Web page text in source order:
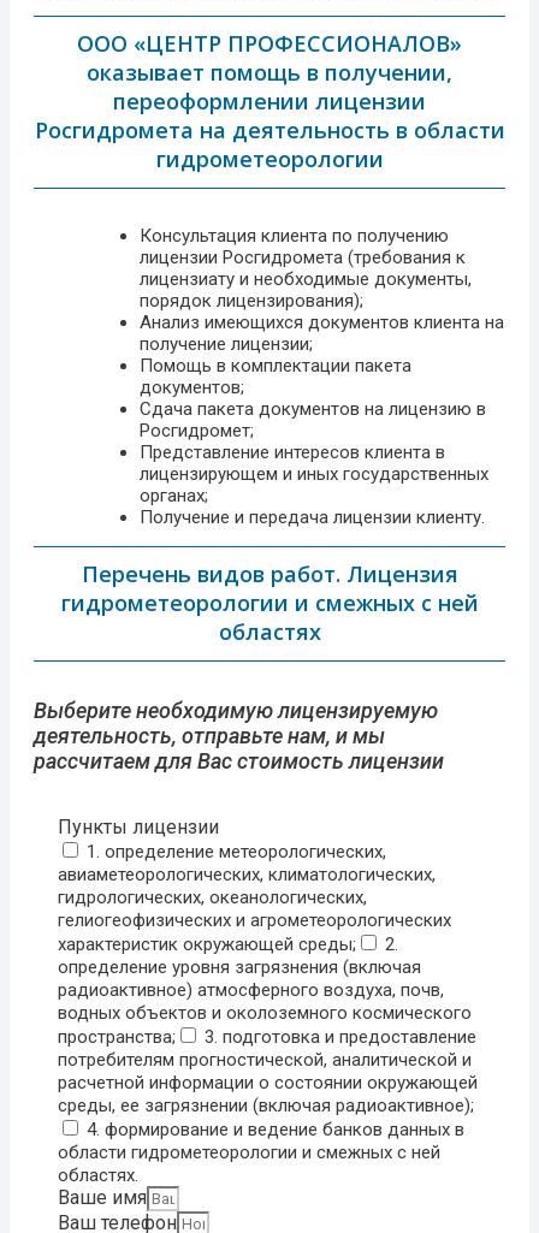
ООО «ЦЕНТР ПРОФЕССИОНАЛОВ»
оказывает помощь в получении,
переоформлении лицензии
Росгидромета на деятельность в области
гидрометеорологии
Консультация клиента по получению
лицензии Росгидромета (требования к
лицензиату и необходимые документы,
порядок лицензирования);
Анализ имеющихся документов клиента на
получение лицензии;
Помощь в комплектации пакета
документов;
Сдача пакета документов на лицензию в
Росгидромет;
Представление интересов клиента в
лицензирующем и иных государственных
органах;
Получение и передача лицензии клиенту.
Перечень видов работ. Лицензия
гидрометеорологии и смежных с ней
областях
Выберите необходимую лицензируемую
деятельность, отправьте нам, и мы
рассчитаем для Вас стоимость лицензии
Пункты лицензии
1. определение метеорологических,
авиаметеорологических, климатологических,
гидрологических, океанологических,
гелиогеофизических и агрометеорологических
характеристик окружающей среды;
2.
определение уровня загрязнения (включая
радиоактивное) атмосферного воздуха, почв,
водных объектов и околоземного космического
пространства;
3. подготовка и предоставление
потребителям прогностической, аналитической и
расчетной информации о состоянии окружающей
среды, ее загрязнении (включая радиоактивное);
4. формирование и ведение банков данных в
области гидрометеорологии и смежных с ней
областях.
Ваше имя
Ваш телефон